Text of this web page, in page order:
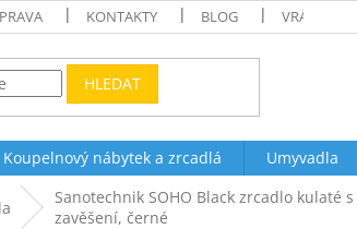
KONTAKTY BLOG VRÁCENÍ A
HLEDAT
Koupelnový nábytek a zrcadlá Umyvadla
Sanotechnik SOHO Black zrcadlo kulaté
zavěšení, černé